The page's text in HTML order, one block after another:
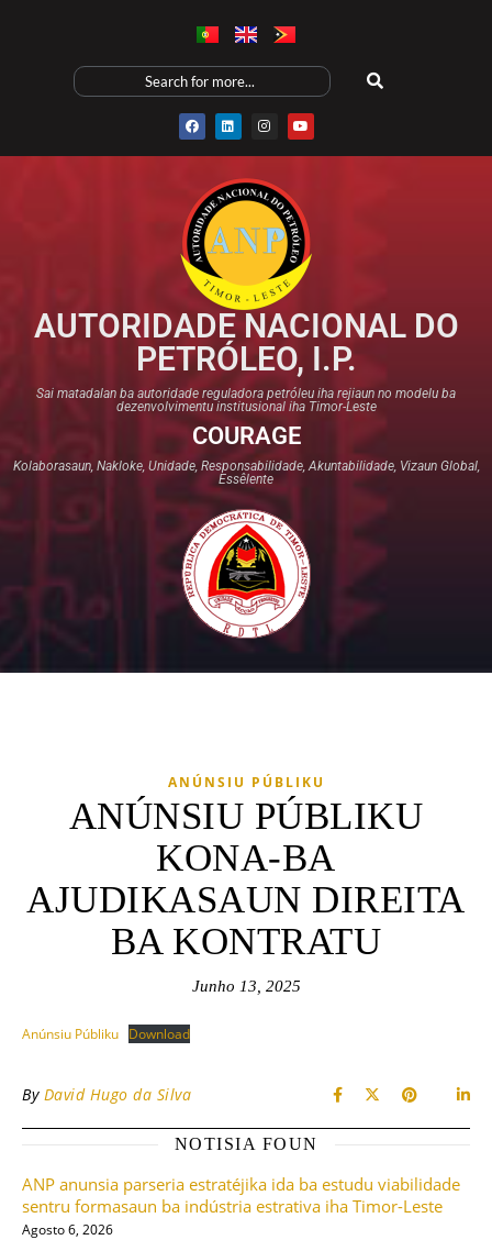
AUTORIDADE NACIONAL DO
PETRÓLEO, I.P.
Sai matadalan ba autoridade reguladora petróleu iha rejiaun no modelu ba
dezenvolvimentu institusional iha Timor-Leste
COURAGE
Kolaborasaun, Nakloke, Unidade, Responsabilidade, Akuntabilidade, Vizaun Global,
Essêlente
ANÚNSIU PÚBLIKU
ANÚNSIU PÚBLIKU
KONA-BA
AJUDIKASAUN DIREITA
BA KONTRATU
Junho 13, 2025
Anúnsiu Públiku Download
By David Hugo da Silva
NOTISIA FOUN
ANP anunsia parseria estratéjika ida ba estudu viabilidade
sentru formasaun ba indústria estrativa iha Timor-Leste
Agosto 6, 2026